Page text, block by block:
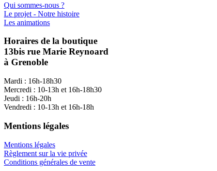
Qui sommes-nous ?
Le projet - Notre histoire
Les animations
Horaires de la boutique
13bis rue Marie Reynoard
à Grenoble
Mardi : 16h-18h30
Mercredi : 10-13h et 16h-18h30
Jeudi : 16h-20h
Vendredi : 10-13h et 16h-18h
Mentions légales
Mentions légales
Règlement sur la vie privée
Conditions générales de vente